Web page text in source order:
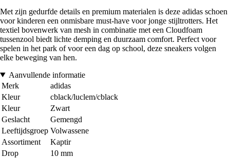
Met zijn gedurfde details en premium materialen is deze adidas schoen
voor kinderen een onmisbare must-have voor jonge stijltrotters. Het
textiel bovenwerk van mesh in combinatie met een Cloudfoam
tussenzool biedt lichte demping en duurzaam comfort. Perfect voor
spelen in het park of voor een dag op school, deze sneakers volgen
elke beweging van hen.
Aanvullende informatie
Merk
adidas
Kleur
cblack/luclem/cblack
Kleur
Zwart
Geslacht
Gemengd
Leeftijdsgroep Volwassene
Assortiment
Kaptir
Drop
10 mm